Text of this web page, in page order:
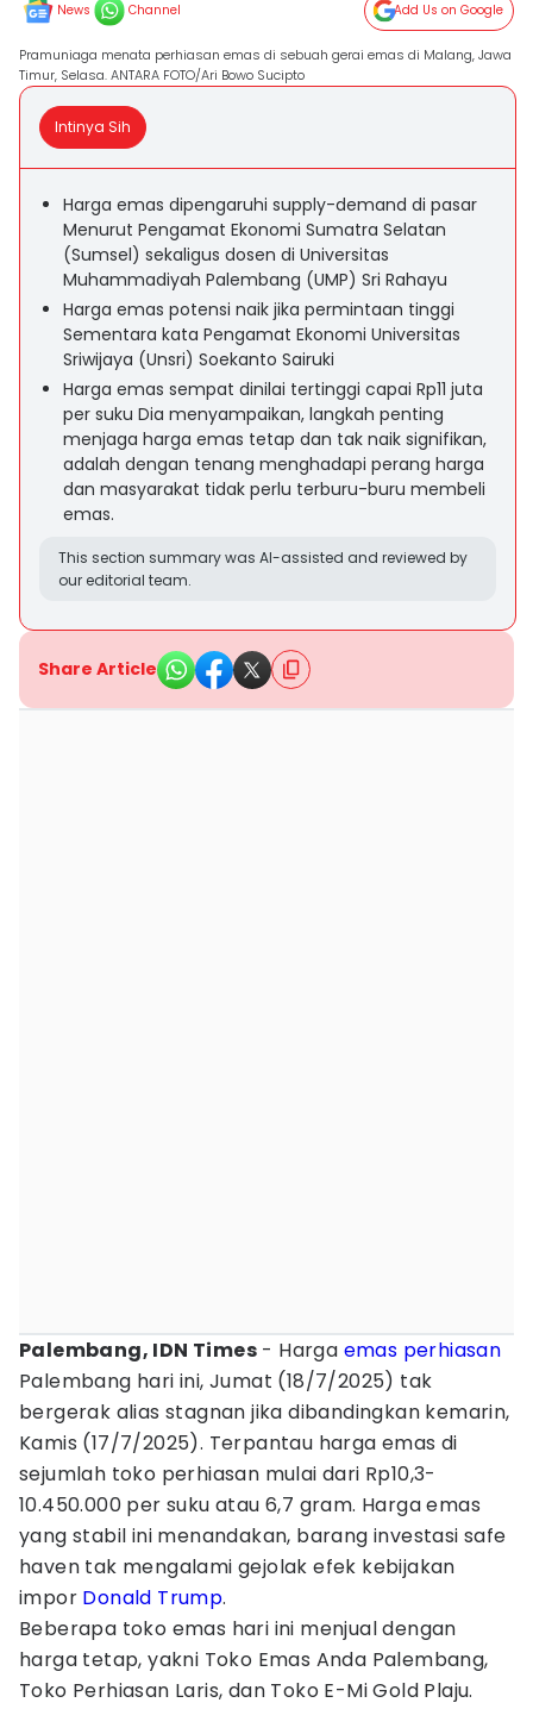
News Channel Add Us on Google
Pramuniaga menata perhiasan emas di sebuah gerai emas di Malang, Jawa
Timur, Selasa. ANTARA FOTO/Ari Bowo Sucipto
Intinya Sih
Harga emas dipengaruhi supply-demand di pasar
Menurut Pengamat Ekonomi Sumatra Selatan
(Sumsel) sekaligus dosen di Universitas
Muhammadiyah Palembang (UMP) Sri Rahayu
Harga emas potensi naik jika permintaan tinggi
Sementara kata Pengamat Ekonomi Universitas
Sriwijaya (Unsri) Soekanto Sairuki
Harga emas sempat dinilai tertinggi capai Rp11 juta
per suku Dia menyampaikan, langkah penting
menjaga harga emas tetap dan tak naik signifikan,
adalah dengan tenang menghadapi perang harga
dan masyarakat tidak perlu terburu-buru membeli
emas.
This section summary was AI-assisted and reviewed by
our editorial team.
Share Article
Palembang, IDN Times - Harga emas perhiasan
Palembang hari ini, Jumat (18/7/2025) tak
bergerak alias stagnan jika dibandingkan kemarin,
Kamis (17/7/2025). Terpantau harga emas di
sejumlah toko perhiasan mulai dari Rp10,3-
10.450.000 per suku atau 6,7 gram. Harga emas
yang stabil ini menandakan, barang investasi safe
haven tak mengalami gejolak efek kebijakan
impor Donald Trump.
Beberapa toko emas hari ini menjual dengan
harga tetap, yakni Toko Emas Anda Palembang,
Toko Perhiasan Laris, dan Toko E-Mi Gold Plaju.